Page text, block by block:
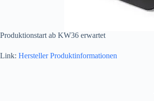
Produktionstart ab KW36 erwartet
Link: Hersteller Produktinformationen